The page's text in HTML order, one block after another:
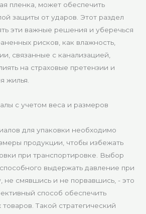
пленка, может обеспечить
защиты от ударов. Этот раздел
эти важные решения и уберечься
рисков, как влажность,
связанные с канализацией,
на страховые претензии и
жилья.
с учетом веса и размеров
для упаковки необходимо
продукции, чтобы избежать
при транспортировке. Выбор
выдержать давление при
не смявшись и не порвавшись, - это
способ обеспечить
Такой стратегический